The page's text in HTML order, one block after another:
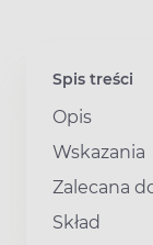
Spis treści
Opis
Wskazania
Zalecana
Skład